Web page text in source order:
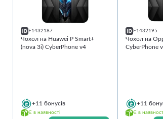
F1432187
Чохол на Huawei P Smart+
(nova 3i) CyberPhone v4
+11 бонусів
Є в наявності
F1432195
Чохол на
CyberPhone
+11
Є в